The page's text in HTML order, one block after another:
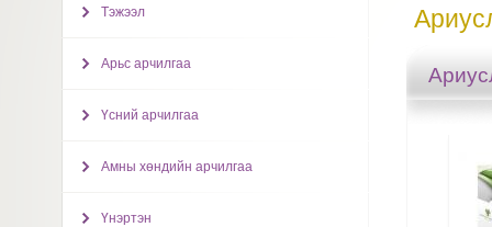
Тэжээл
Арьс арчилгаа
Үсний арчилгаа
Амны хөндийн арчилгаа
Үнэртэн